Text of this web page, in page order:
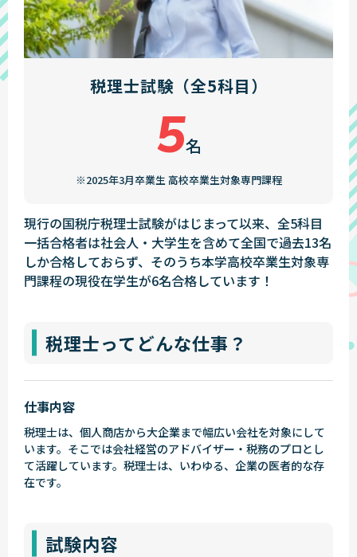
税理士試験（全5科目）
5名
※2025年3月卒業生 高校卒業生対象専門課程
現行の国税庁税理士試験がはじまって以来、全5科目
一括合格者は社会人・大学生を含めて全国で過去13名
しか合格しておらず、そのうち本学高校卒業生対象専
門課程の現役在学生が6名合格しています！
税理士ってどんな仕事？
仕事内容
税理士は、個人商店から大企業まで幅広い会社を対象にして
います。そこでは会社経営のアドバイザー・税務のプロとし
て活躍しています。税理士は、いわゆる、企業の医者的な存
在です。
試験内容